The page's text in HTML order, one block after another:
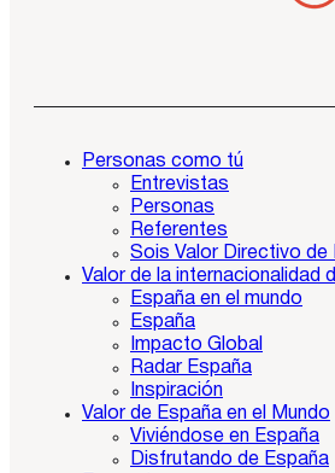
Personas como tú
Entrevistas
Personas
Referentes
Sois Valor Directivo de
Valor de la internacionalidad
España en el mundo
España
Impacto Global
Radar España
Inspiración
Valor de España en el Mundo
Viviéndose en España
Disfrutando de España